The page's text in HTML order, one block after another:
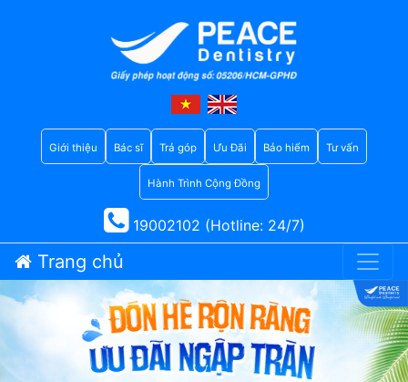
Giới thiệu Bác sĩ Trả góp Ưu Đãi Bảo hiểm Tư vấn
Hành Trình Cộng Đồng
19002102 (Hotline: 24/7)
Trang chủ